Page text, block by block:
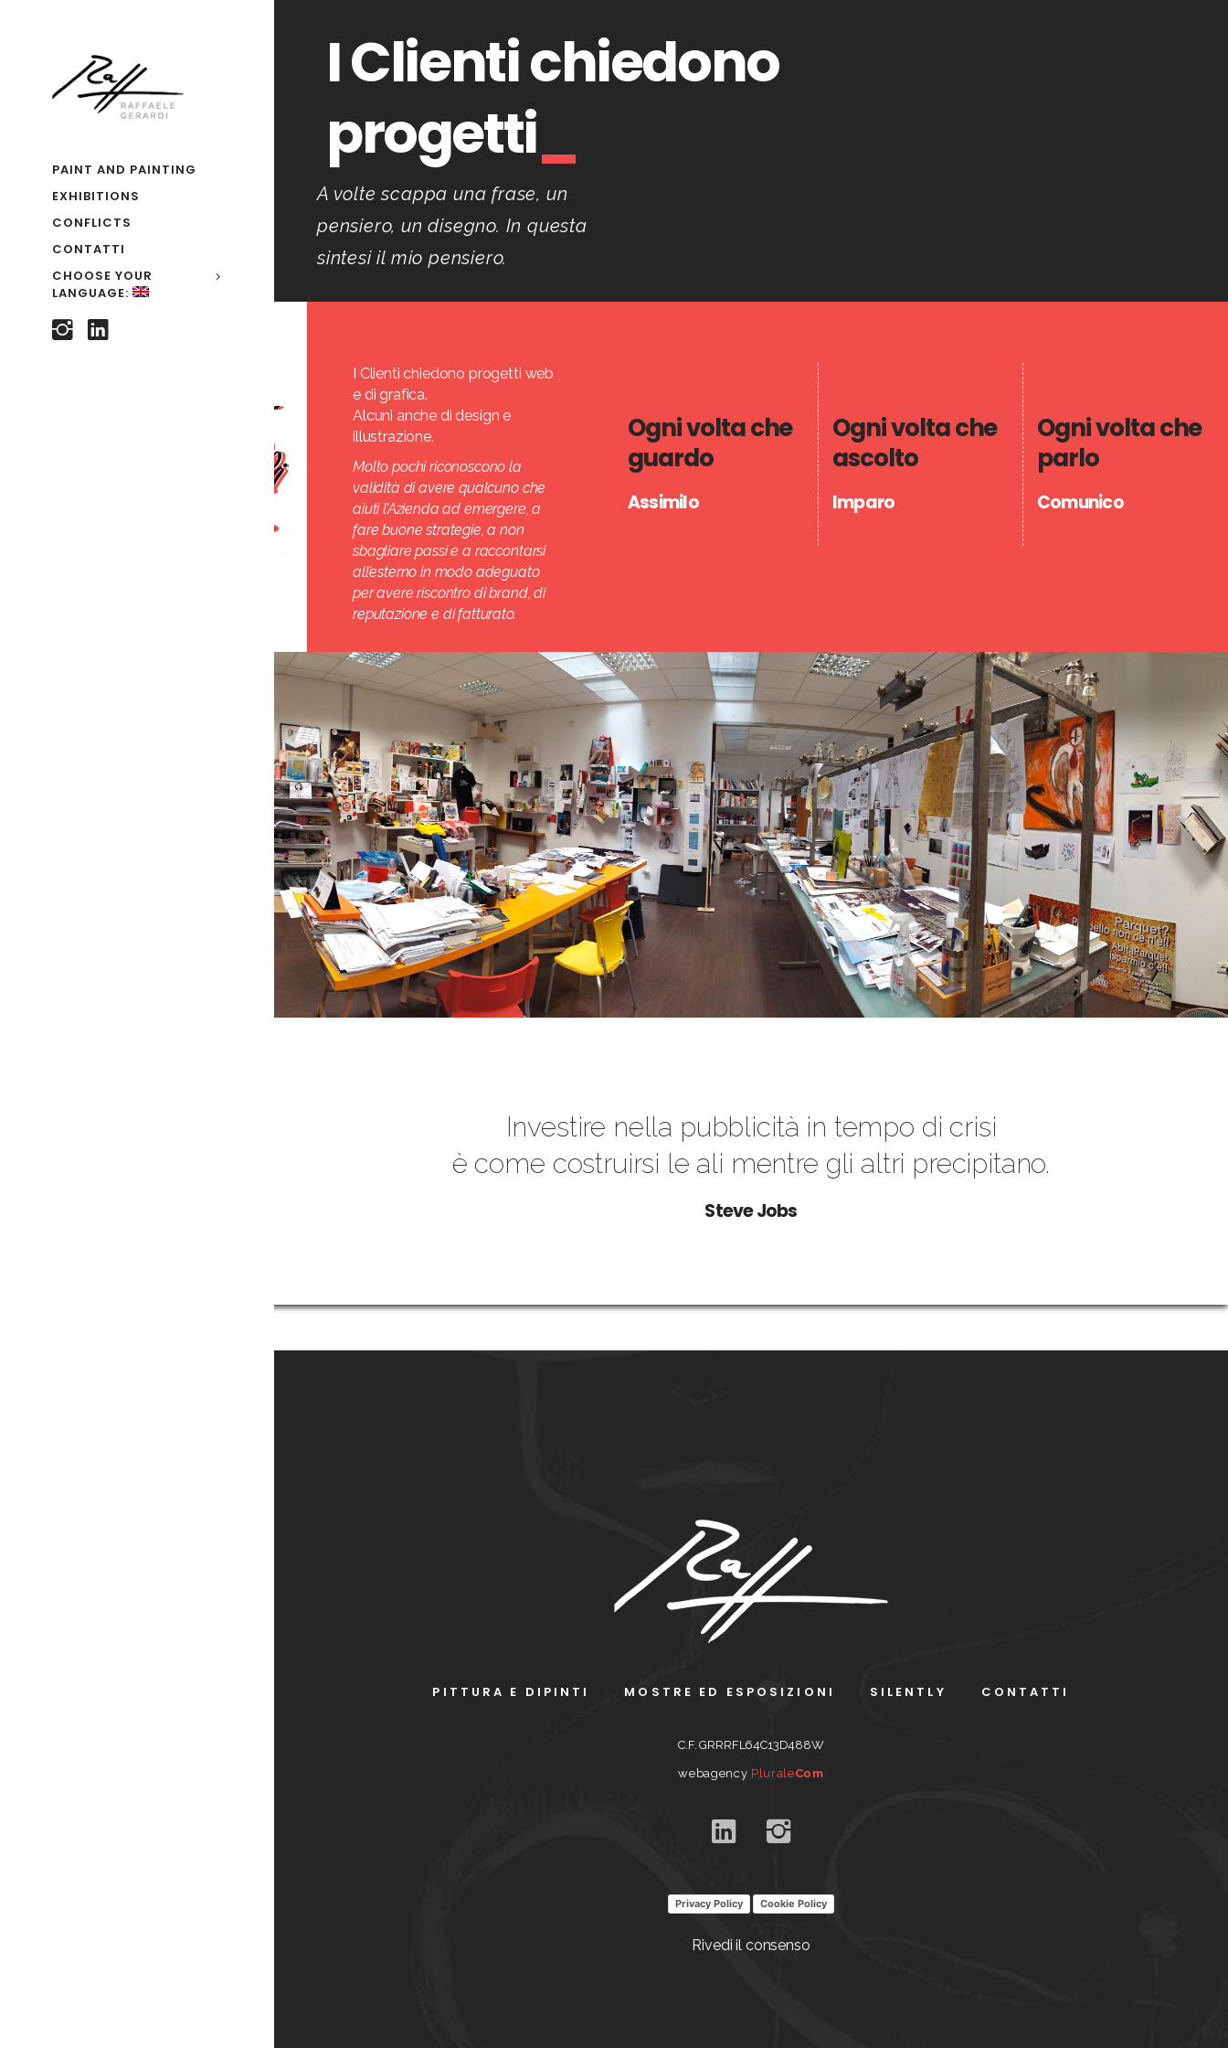
PAINT AND PAINTING
EXHIBITIONS
CONFLICTS
CONTATTI
CHOOSE YOUR
LANGUAGE:
I Clienti chiedono
progetti
A volte scappa una frase, un
pensiero, un disegno. In questa
sintesi il mio pensiero.
I Clienti chiedono progetti web
e di grafica.
Alcuni anche di design e
illustrazione.
Molto pochi riconoscono la
validità di avere qualcuno che
aiuti l’Azienda ad emergere, a
fare buone strategie, a non
sbagliare passi e a raccontarsi
all’esterno in modo adeguato
per avere riscontro di brand, di
reputazione e di fatturato.
Ogni volta che
guardo
Assimilo
Ogni volta che
ascolto
Imparo
Ogni volta che
parlo
Comunico
Investire nella pubblicità in tempo di crisi
è come costruirsi le ali mentre gli altri precipitano.
Steve Jobs
PITTURA E DIPINTI MOSTRE ED ESPOSIZIONI SILENTLY CONTATTI
C.F. GRRRFL64C13D488W
webagency PluraleCom
Privacy Policy Cookie Policy
Rivedi il consenso